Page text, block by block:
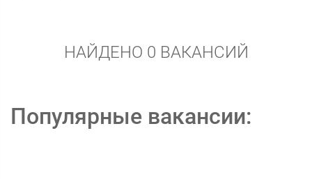
НАЙДЕНО 0 ВАКАНСИЙ
Популярные вакансии: